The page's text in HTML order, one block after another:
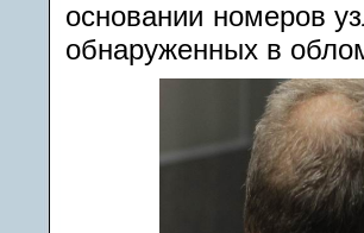
основании номеров
обнаруженных в